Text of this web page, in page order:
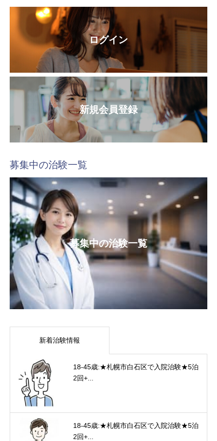
ログイン
新規会員登録
募集中の治験一覧
募集中の治験一覧
新着治験情報
18-45歳:★札幌市白石区で入院治験★5泊
2回+...
18-45歳:★札幌市白石区で入院治験★5泊
2回+...